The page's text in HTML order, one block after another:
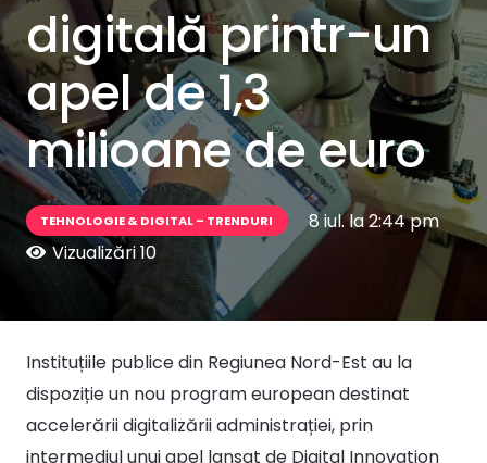
digitală printr-un
apel de 1,3
milioane de euro
TEHNOLOGIE & DIGITAL – TRENDURI
8 iul. la 2:44 pm
Vizualizări10
Instituțiile publice din Regiunea Nord-Est au la
dispoziție un nou program european destinat
accelerării digitalizării administrației, prin
intermediul unui apel lansat de Digital Innovation